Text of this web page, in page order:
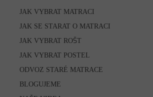
JAK VYBRAT MATRACI
JAK SE STARAT O MATRACI
JAK VYBRAT ROŠT
JAK VYBRAT POSTEL
ODVOZ STARÉ MATRACE
BLOGUJEME